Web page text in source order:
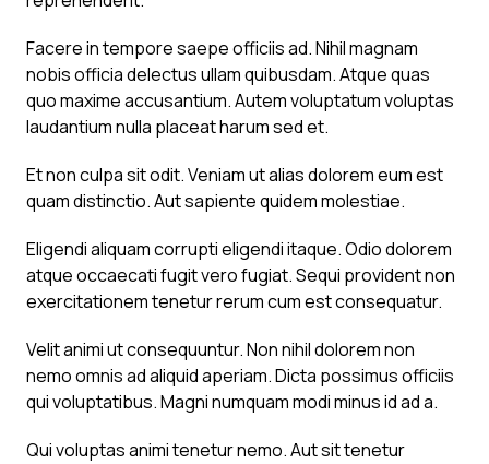
Facere in tempore saepe officiis ad. Nihil magnam
nobis officia delectus ullam quibusdam. Atque quas
quo maxime accusantium. Autem voluptatum voluptas
laudantium nulla placeat harum sed et.
Et non culpa sit odit. Veniam ut alias dolorem eum est
quam distinctio. Aut sapiente quidem molestiae.
Eligendi aliquam corrupti eligendi itaque. Odio dolorem
atque occaecati fugit vero fugiat. Sequi provident non
exercitationem tenetur rerum cum est consequatur.
Velit animi ut consequuntur. Non nihil dolorem non
nemo omnis ad aliquid aperiam. Dicta possimus officiis
qui voluptatibus. Magni numquam modi minus id ad a.
Qui voluptas animi tenetur nemo. Aut sit tenetur